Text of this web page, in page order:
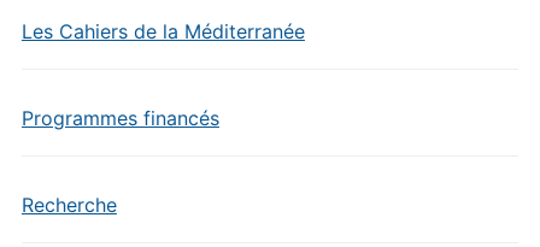
Les Cahiers de la Méditerranée
Programmes financés
Recherche